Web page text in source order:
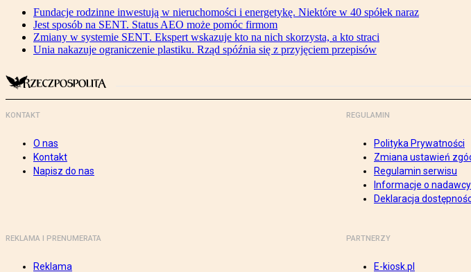
Fundacje rodzinne inwestują w nieruchomości i energetykę. Niektóre w 40 spółek naraz
Jest sposób na SENT. Status AEO może pomóc firmom
Zmiany w systemie SENT. Ekspert wskazuje kto na nich skorzysta, a kto straci
Unia nakazuje ograniczenie plastiku. Rząd spóźnia się z przyjęciem przepisów
KONTAKT
O nas
Kontakt
Napisz do nas
REGULAMIN
Polityka Prywatności
Zmiana ustawień
Regulamin serwisu
Informacje o nadawcy
Deklaracja
REKLAMA I PRENUMERATA
Reklama
PARTNERZY
E-kiosk.pl